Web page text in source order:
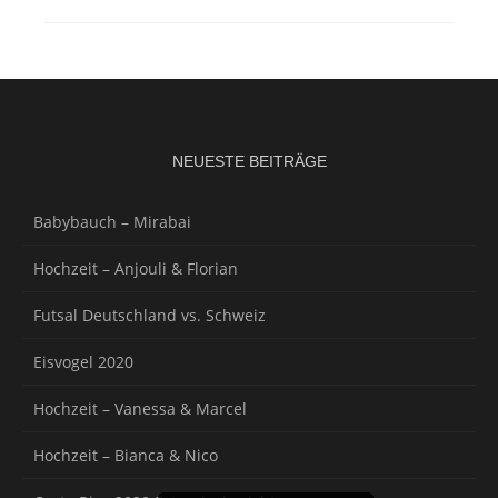
NEUESTE BEITRÄGE
Babybauch – Mirabai
Hochzeit – Anjouli & Florian
Futsal Deutschland vs. Schweiz
Eisvogel 2020
Hochzeit – Vanessa & Marcel
Hochzeit – Bianca & Nico